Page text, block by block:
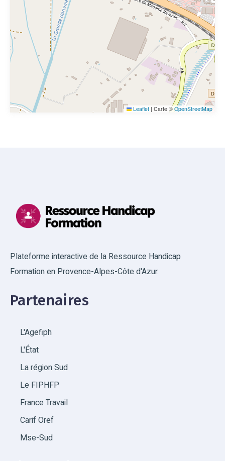
Leaflet | Carte © OpenStreetMap
Plateforme interactive de la Ressource Handicap
Formation en Provence-Alpes-Côte d'Azur.
Partenaires
L'Agefiph
L'État
La région Sud
Le FIPHFP
France Travail
Carif Oref
Mse-Sud